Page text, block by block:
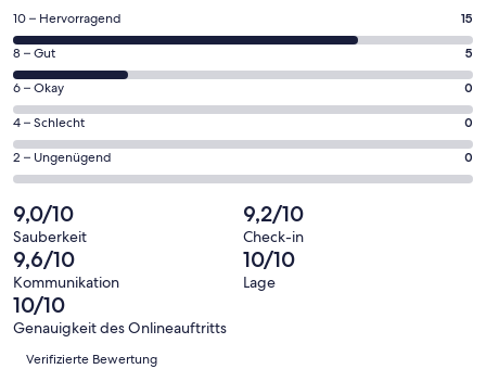
einem
Fenster
geöffnet
15
von
insgesamt
20
Gästebewertungen
haben
eine
Bewertung
von
10
-
Hervorragend
10 – Hervorragend 15
5
von
insgesamt
20
Gästebewertungen
haben
eine
Bewertung
von
8
-
Gut
8 – Gut 5
0
von
insgesamt
20
Gästebewertungen
haben
eine
Bewertung
von
6
-
Okay
6 – Okay 0
0
von
insgesamt
Gästebewertungen
haben
eine
Bewertung
von
4
4 – Schlecht 0
0
von
insgesamt
20
Gästebewertungen
haben
eine
Bewertung
von
2 – Ungenügend 0
9,0/10
Sauberkeit
9,2/10
Check-in
9,6/10
Kommunikation
10/10
Lage
10/10
Genauigkeit des Onlineauftritts
Bewertungen
Verifizierte Bewertung